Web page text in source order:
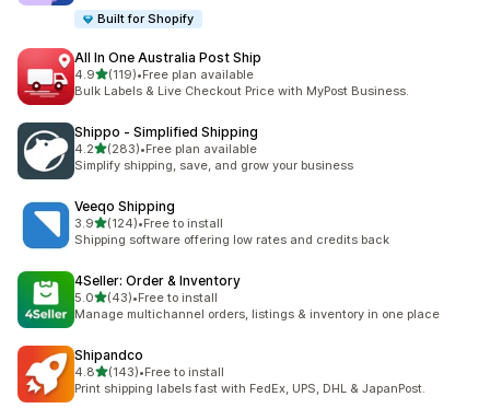
Built for Shopify
All In One Australia Post Ship
4.9เต็ม 5 ดาว
(119)
ทั้งหมด 119 รีวิว
•Free plan available
Bulk Labels & Live Checkout Price with MyPost Business.
Shippo ‑ Simplified Shipping
4.2เต็ม 5 ดาว
(283)
ทั้งหมด 283 รีวิว
•Free plan available
Simplify shipping, save, and grow your business
Veeqo Shipping
3.9เต็ม 5 ดาว
(124)
ทั้งหมด 124 รีวิว
•Free to install
Shipping software offering low rates and credits back
4Seller: Order & Inventory
5.0เต็ม 5 ดาว
(43)
ทั้งหมด 43 รีวิว
•Free to install
Manage multichannel orders, listings & inventory in one place
Shipandco
4.8เต็ม 5 ดาว
(143)
ทั้งหมด 143 รีวิว
•Free to install
Print shipping labels fast with FedEx, UPS, DHL & JapanPost.